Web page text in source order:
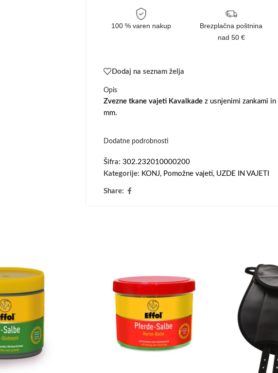
100 % varen nakup
Brezplačna poštnina
nad 50 €
Dodaj na seznam želja
Opis
Zvezne tkane vajeti Kavalkade z usnjenimi zankami
mm.
Dodatne podrobnosti
Šifra: 302.232010000200
Kategorije: KONJ, Pomožne vajeti, UZDE IN VAJETI
Share: